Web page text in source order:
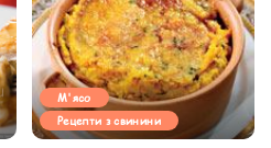
М'ясо
Рецепти з свинини